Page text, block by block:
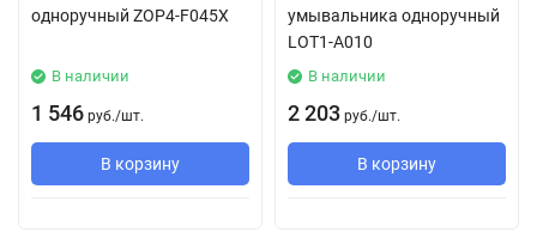
одноручный ZOP4-F045X
В наличии
1 546 руб./шт.
В корзину
умывальника одноручный
LOT1-A010
В наличии
2 203 руб./шт.
В корзину